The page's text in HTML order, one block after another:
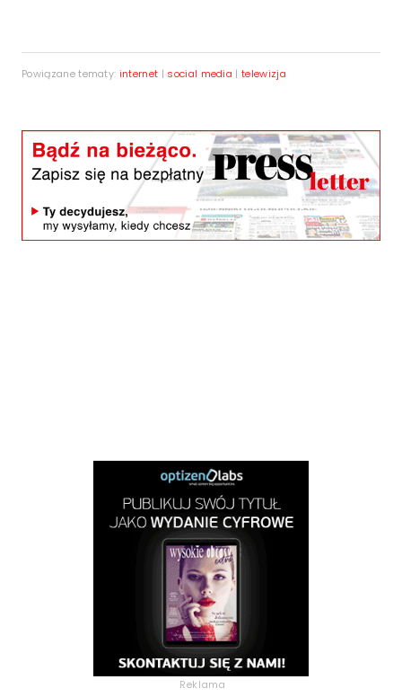
Powiązane tematy: internet | social media |telewizja
Reklama